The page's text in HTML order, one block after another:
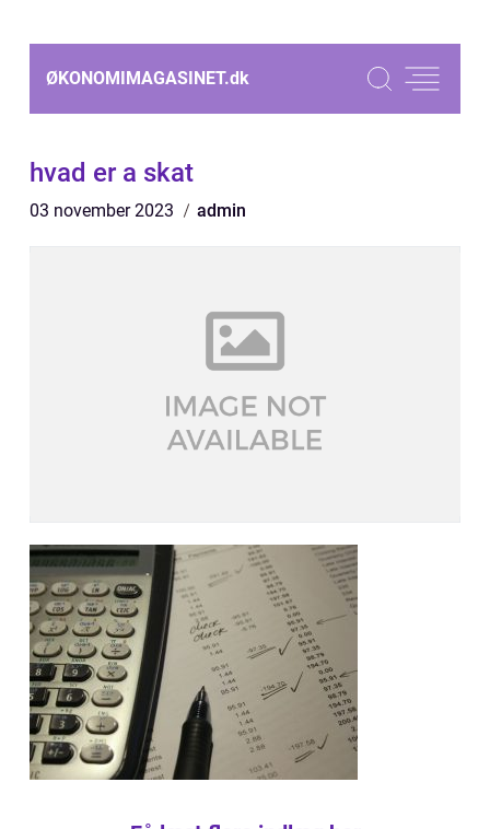
ØKONOMIMAGASINET.dk
hvad er a skat
03 november 2023 admin